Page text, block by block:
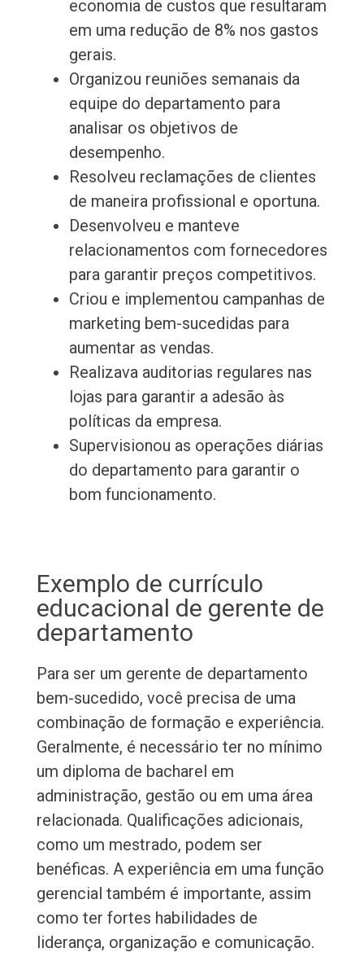
economia de custos que resultaram
em uma redução de 8% nos gastos
gerais.
Organizou reuniões semanais da
equipe do departamento para
analisar os objetivos de
desempenho.
Resolveu reclamações de clientes
de maneira profissional e oportuna.
Desenvolveu e manteve
relacionamentos com fornecedores
para garantir preços competitivos.
Criou e implementou campanhas de
marketing bem-sucedidas para
aumentar as vendas.
Realizava auditorias regulares nas
lojas para garantir a adesão às
políticas da empresa.
Supervisionou as operações diárias
do departamento para garantir o
bom funcionamento.
Exemplo de currículo
educacional de gerente de
departamento
Para ser um gerente de departamento
bem-sucedido, você precisa de uma
combinação de formação e experiência.
Geralmente, é necessário ter no mínimo
um diploma de bacharel em
administração, gestão ou em uma área
relacionada. Qualificações adicionais,
como um mestrado, podem ser
benéficas. A experiência em uma função
gerencial também é importante, assim
como ter fortes habilidades de
liderança, organização e comunicação.